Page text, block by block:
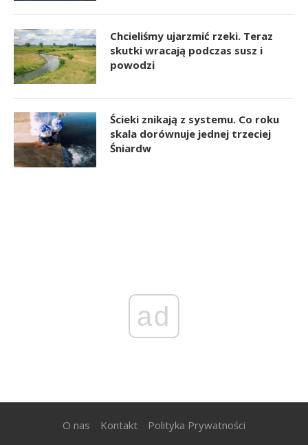
Chcieliśmy ujarzmić rzeki. Teraz
skutki wracają podczas susz i
powodzi
Ścieki znikają z systemu. Co roku
skala dorównuje jednej trzeciej
Śniardw
ad
O nas Kontakt Polityka Prywatności